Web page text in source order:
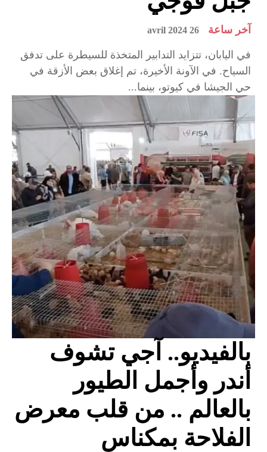
آخر ساعة 26 avril 2024
في اليابان، تتزايد التدابير المتخذة للسيطرة على تدفق
السياح. في الآونة الأخيرة، تم إغلاق بعض الأزقة في
حي الجيشا في كيوتو، بينما...
بالفيديو.. آجي تشوف
أندر وأجمل الطيور
بالعالم .. من قلب معرض
الفلاحة بمكناس